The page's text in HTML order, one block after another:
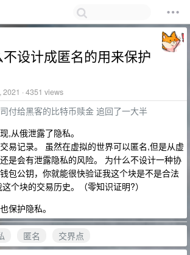
设计成匿名的用来保护
2021 · 4351 views
付给黑客的比特币赎金 追回了一大半
,从俄泄露了隐私。
易记录。 虽然在虚拟的世界可以匿名,但是从虚
是会有泄露隐私的风险。 为什么不设计一种协
包公钥，你就能很快验证我这个块是不是合法
个块的交易历史。（零知识证明?）
保护隐私。
匿名
交界点